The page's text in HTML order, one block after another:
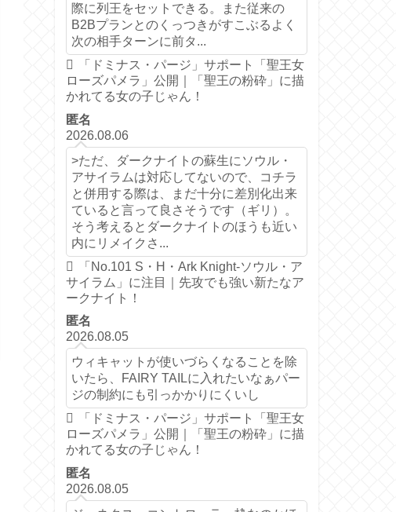
際に列王をセットできる。また従来の
B2Bプランとのくっつきがすこぶるよく
次の相手ターンに前タ...
「ドミナス・パージ」サポート「聖王女
ローズパメラ」公開｜「聖王の粉砕」に描
かれてる女の子じゃん！
匿名
2026.08.06
>ただ、ダークナイトの蘇生にソウル・
アサイラムは対応してないので、コチラ
と併用する際は、まだ十分に差別化出来
ていると言って良さそうです（ギリ）。
そう考えるとダークナイトのほうも近い
内にリメイクさ...
「No.101 S・H・Ark Knight-ソウル・ア
サイラム」に注目｜先攻でも強い新たなア
ークナイト！
匿名
2026.08.05
ウィキャットが使いづらくなることを除
いたら、FAIRY TAILに入れたいなぁパー
ジの制約にも引っかかりにくいし
「ドミナス・パージ」サポート「聖王女
ローズパメラ」公開｜「聖王の粉砕」に描
かれてる女の子じゃん！
匿名
2026.08.05